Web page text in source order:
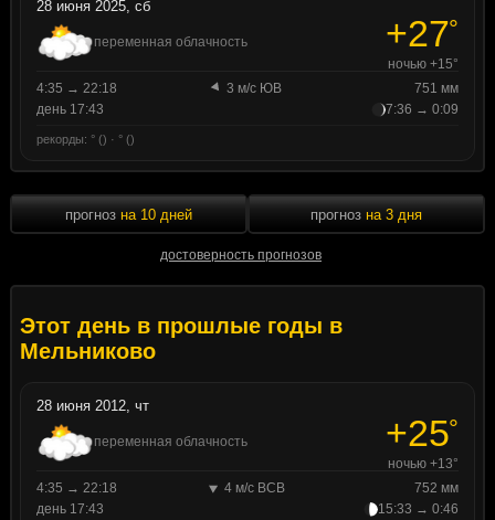
28 июня 2025, сб
переменная облачность +27°
ночью +15°
4:35 → 22:18
3 м/с ЮВ
751 мм
день 17:43
7:36 → 0:09
рекорды: ° () · ° ()
прогноз на 10 дней
достоверность прогнозов
прогноз на 3 дня
Этот день в прошлые годы в
Мельниково
28 июня 2012, чт
переменная облачность +25°
ночью +13°
4:35 → 22:18
4 м/с ВСВ
752 мм
день 17:43
15:33 → 0:46